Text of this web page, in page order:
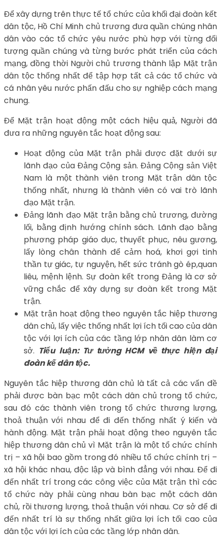
Để xây dựng trên thực tế tổ chức của khối đại đoàn kết
dân tộc, Hồ Chí Minh chủ trương đưa quần chúng nhân
dân vào các tổ chức yêu nước phù hợp với từng đối
tượng quần chúng và từng bước phát triển của cách
mạng, đồng thời Người chủ trương thành lập Mặt trận
dân tộc thống nhất để tập hợp tất cả các tổ chức và
cá nhân yêu nước phấn đấu cho sự nghiệp cách mạng
chung.
Để Mặt trận hoạt động một cách hiệu quả, Người đã
đưa ra những nguyên tắc hoạt động sau:
Hoạt động của Mặt trận phải được đặt dưới sự
lãnh đạo của Đảng Cộng sản. Đảng Cộng sản Việt
Nam là một thành viên trong Mặt trận dân tộc
thống nhất, nhưng là thành viên có vai trò lãnh
đạo Mặt trận.
Đảng lãnh đạo Mặt trận bằng chủ trương, đường
lối, bằng định hướng chính sách. Lãnh đạo bằng
phương pháp giáo dục, thuyết phục, nêu gương,
lấy lòng chân thành để cảm hoá, khơi gợi tinh
thần tự giác, tự nguyện, hết sức tránh gò ép,quan
liêu, mệnh lệnh. Sự đoàn kết trong Đảng là cơ sở
vững chắc để xây dựng sự đoàn kết trong Mặt
trận.
Mặt trận hoạt động theo nguyên tắc hiệp thương
dân chủ, lấy việc thống nhất lợi ích tối cao của dân
tộc với lợi ích của các tầng lớp nhân dân làm cơ
sở. Tiểu luận: Tư tưởng HCM về thực hiện đại
đoàn kế dân tộc.
Nguyên tắc hiệp thương dân chủ là tất cả các vấn đề
phải được bàn bạc một cách dân chủ trong tổ chức,
sau đó các thành viên trong tổ chức thương lượng,
thoả thuận với nhau để đi đến thống nhất ý kiến và
hành động. Mặt trận phải hoạt động theo nguyên tắc
hiệp thương dân chủ vì Mặt trận là một tổ chức chính
trị – xã hội bao gồm trong đó nhiều tổ chức chính trị –
xã hội khác nhau, độc lập và bình đẳng với nhau. Để đi
đến nhất trí trong các công việc của Mặt trận thì các
tổ chức này phải cùng nhau bàn bạc một cách dân
chủ, rồi thương lượng, thoả thuận với nhau. Cơ sở để đi
đến nhất trí là sự thống nhất giữa lợi ích tối cao của
dân tộc với lợi ích của các tầng lớp nhân dân.